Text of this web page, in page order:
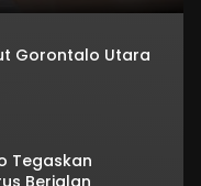
Gorontalo Utara
Tegaskan